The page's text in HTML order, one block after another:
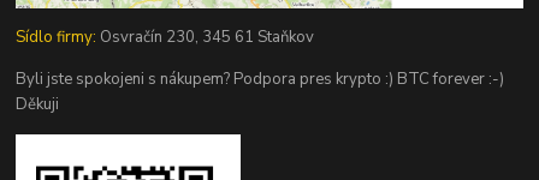
Sídlo firmy: Osvračín 230, 345 61 Staňkov
Byli jste spokojeni s nákupem? Podpora pres krypto :) BTC forever :-)
Děkuji